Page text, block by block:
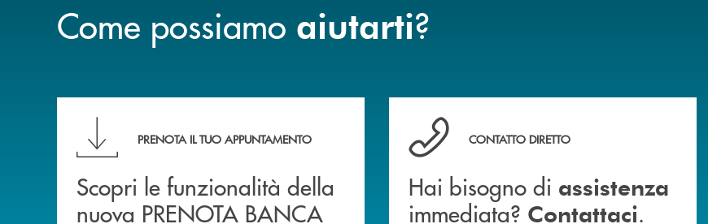
Come possiamo aiutarti?
PRENOTA IL TUO APPUNTAMENTO
Scopri le funzionalità della
nuova PRENOTA BANCA
Hai bisogno di assistenza immediata? Contattaci .
CONTATTO DIRETTO
Hai bisogno di assistenza
immediata? Contattaci.